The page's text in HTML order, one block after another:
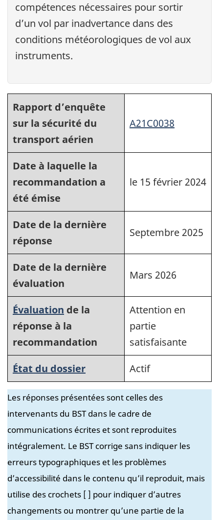
compétences nécessaires pour sortir
d’un vol par inadvertance dans des
conditions météorologiques de vol aux
instruments.
Rapport d’enquête
sur la sécurité du
transport aérien
A21C0038
Date à laquelle la
recommandation a
été émise
le 15 février 2024
Date de la dernière
réponse
Septembre 2025
Date de la dernière
évaluation
Mars 2026
Évaluation de la
réponse à la
recommandation
Attention en
partie
satisfaisante
État du dossier
Actif
Les réponses présentées sont celles des
intervenants du BST dans le cadre de
communications écrites et sont reproduites
intégralement. Le BST corrige sans indiquer les
erreurs typographiques et les problèmes
d’accessibilité dans le contenu qu’il reproduit, mais
utilise des crochets [ ] pour indiquer d’autres
changements ou montrer qu’une partie de la